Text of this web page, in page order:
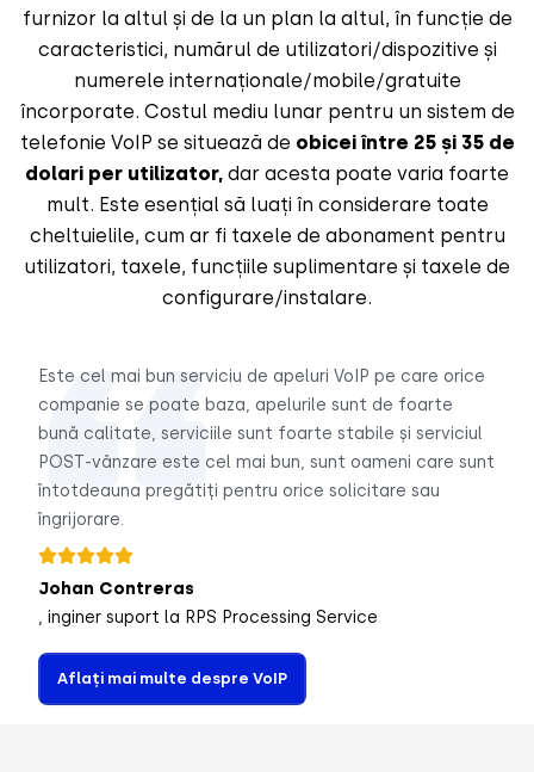
furnizor la altul și de la un plan la altul, în funcție de
caracteristici, numărul de utilizatori/dispozitive și
numerele internaționale/mobile/gratuite
încorporate. Costul mediu lunar pentru un sistem de
telefonie VoIP se situează de obicei între 25 și 35 de
dolari per utilizator, dar acesta poate varia foarte
mult. Este esențial să luați în considerare toate
cheltuielile, cum ar fi taxele de abonament pentru
utilizatori, taxele, funcțiile suplimentare și taxele de
configurare/instalare.
Este cel mai bun serviciu de apeluri VoIP pe care orice
companie se poate baza, apelurile sunt de foarte
bună calitate, serviciile sunt foarte stabile și serviciul
POST-vânzare este cel mai bun, sunt oameni care sunt
întotdeauna pregătiți pentru orice solicitare sau
îngrijorare.
Johan Contreras
, inginer suport la RPS Processing Service
Aflați mai multe despre VoIP